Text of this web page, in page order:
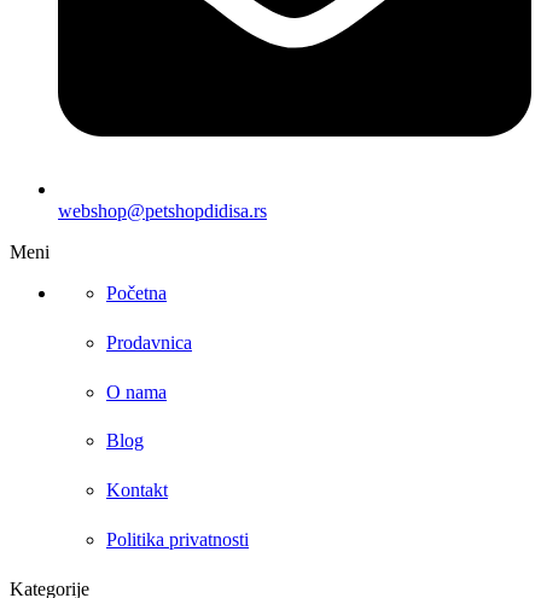
webshop@petshopdidisa.rs
Meni
Početna
Prodavnica
O nama
Blog
Kontakt
Politika privatnosti
Kategorije